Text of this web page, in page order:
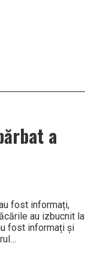
a
fost informați,
au izbucnit la
fost informați și